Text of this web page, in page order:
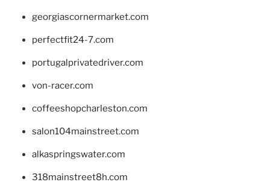
georgiascornermarket.com
perfectfit24-7.com
portugalprivatedriver.com
von-racer.com
coffeeshopcharleston.com
salon104mainstreet.com
alkaspringswater.com
318mainstreet8h.com